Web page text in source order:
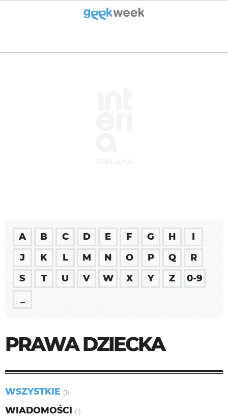
A B C D E F G H
I
J
K L M N O P Q
R
S
T U V W X Y Z
0-9
PRAWA DZIECKA
WSZYSTKIE (1)
WIADOMOŚCI (1)